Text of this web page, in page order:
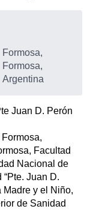
Formosa,
Formosa,
Argentina
Juan D. Perón
Facultad
Nacional de
Juan D.
Madre y el Niño,
de Sanidad